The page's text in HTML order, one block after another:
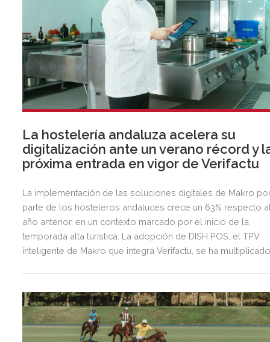
La hostelería andaluza acelera su
digitalización ante un verano récord y
próxima entrada en vigor de Verifactu
La implementación de las soluciones digitales de Makro
parte de los hosteleros andaluces crece un 63% respecto
año anterior, en un contexto marcado por el inicio de la
temporada alta turística. La adopción de DISH POS, el TPV
inteligente de Makro que integra Verifactu, se ha